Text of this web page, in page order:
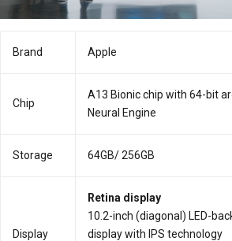
Brand Apple
Chip
A13 Bionic chip with 64-bit
Neural Engine
Storage 64GB/ 256GB
Display
Retina display
10.2-inch (diagonal) LED-
display with IPS technology